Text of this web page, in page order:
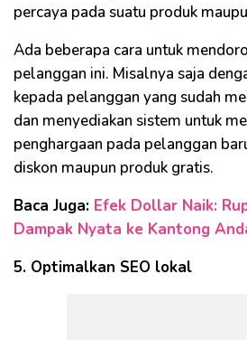
percaya pada suatu produk
Ada beberapa cara untuk
pelanggan ini. Misalnya saja
kepada pelanggan yang sudah
dan menyediakan sistem untuk
penghargaan pada pelanggan
diskon maupun produk gratis.
Baca Juga: Efek Dollar Naik:
Dampak Nyata ke Kantong
5. Optimalkan SEO lokal